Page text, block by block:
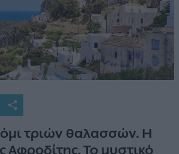
τριών θαλασσών. Η
Αφροδίτης. Το μυστικό